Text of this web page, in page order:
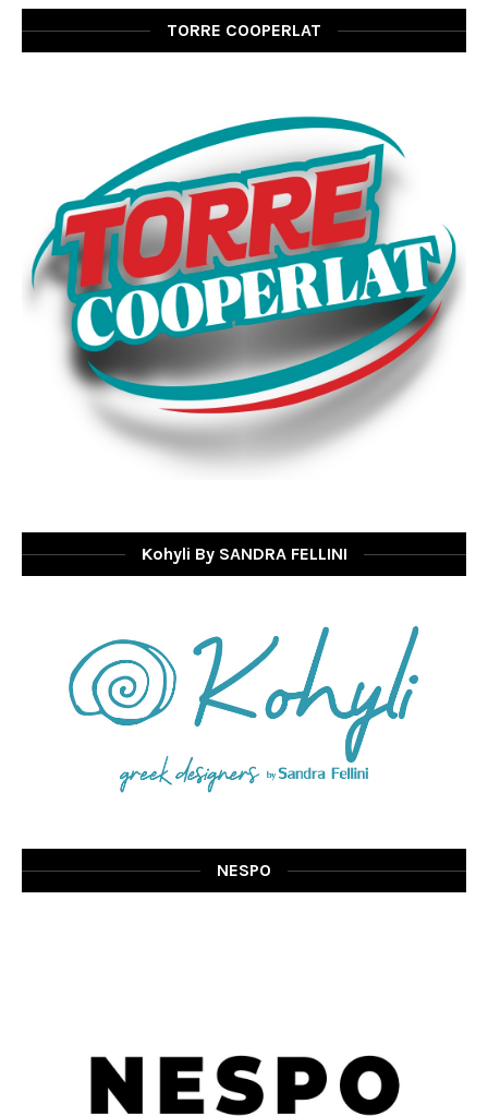
TORRE COOPERLAT
Kohyli By SANDRA FELLINI
NESPO